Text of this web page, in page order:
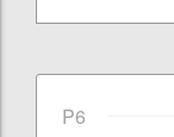
P6